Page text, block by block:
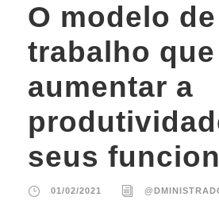
O modelo de
trabalho
aumentar a
seus
01/02/2021